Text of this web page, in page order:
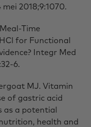
2018;9:1070.
Time
for Functional
Integr Med
6.
MJ. Vitamin
of gastric acid
as a potential
health and